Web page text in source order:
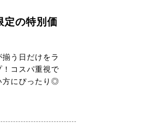
定の特別価
う日だけをラ
！コスパ重視で
方にぴったり◎